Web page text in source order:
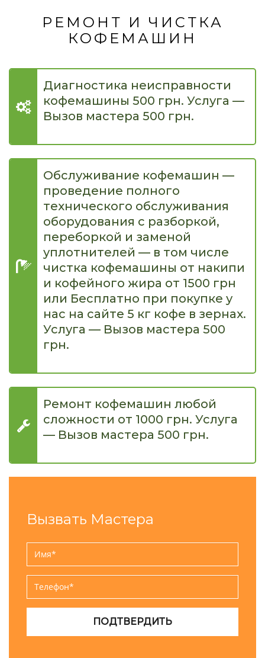
РЕМОНТ И ЧИСТКА
КОФЕМАШИН
Диагностика неисправности
кофемашины 500 грн. Услуга —
Вызов мастера 500 грн.
Обслуживание кофемашин —
проведение полного
технического обслуживания
оборудования с разборкой,
переборкой и заменой
уплотнителей — в том числе
чистка кофемашины от накипи
и кофейного жира от 1500 грн
или Бесплатно при покупке у
нас на сайте 5 кг кофе в зернах.
Услуга — Вызов мастера 500
грн.
Ремонт кофемашин любой
сложности от 1000 грн. Услуга
— Вызов мастера 500 грн.
Вызвать Мастера